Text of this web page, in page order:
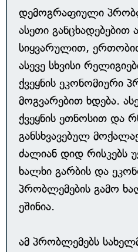
დემოგრაფიული
ასეთი განცხადებებით
სიყვარულით,
ასევე სხვისი
ქვეყნის ეკონომიური
მოგვარებით ხდება.
ქვეყნის ეთნოსით და
განსხვავებულ
ძალიან დიდ რისკებს
ხალხი გარბის და
პრობლემების გამო
ეშინია.
ამ პრობლემებს